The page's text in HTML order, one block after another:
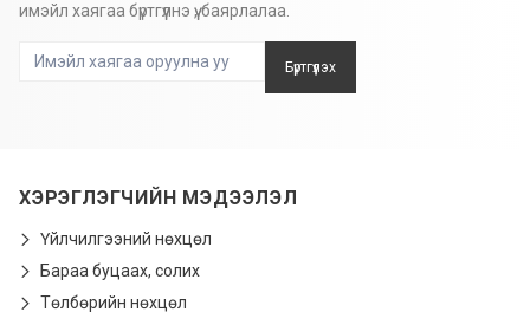
имэйл хаягаа бүртгүүлнэ үү, баярлалаа.
Бүртгүүлэх
ХЭРЭГЛЭГЧИЙН МЭДЭЭЛЭЛ
Үйлчилгээний нөхцөл
Бараа буцаах, солих
Төлбөрийн нөхцөл